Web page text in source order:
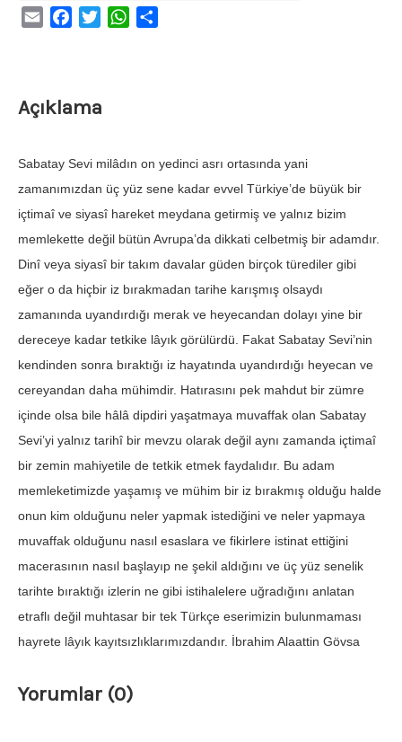
Email FacebookTwitterWhatsApp
Açıklama
Sabatay Sevi milâdın on yedinci asrı ortasında yani
zamanımızdan üç yüz sene kadar evvel Türkiye’de büyük bir
içtimaî ve siyasî hareket meydana getirmiş ve yalnız bizim
memlekette değil bütün Avrupa’da dikkati celbetmiş bir adamdır.
Dinî veya siyasî bir takım davalar güden birçok türediler gibi
eğer o da hiçbir iz bırakmadan tarihe karışmış olsaydı
zamanında uyandırdığı merak ve heyecandan dolayı yine bir
dereceye kadar tetkike lâyık görülürdü. Fakat Sabatay Sevi’nin
kendinden sonra bıraktığı iz hayatında uyandırdığı heyecan ve
cereyandan daha mühimdir. Hatırasını pek mahdut bir zümre
içinde olsa bile hâlâ dipdiri yaşatmaya muvaffak olan Sabatay
Sevi’yi yalnız tarihî bir mevzu olarak değil aynı zamanda içtimaî
bir zemin mahiyetile de tetkik etmek faydalıdır. Bu adam
memleketimizde yaşamış ve mühim bir iz bırakmış olduğu halde
onun kim olduğunu neler yapmak istediğini ve neler yapmaya
muvaffak olduğunu nasıl esaslara ve fikirlere istinat ettiğini
macerasının nasıl başlayıp ne şekil aldığını ve üç yüz senelik
tarihte bıraktığı izlerin ne gibi istihalelere uğradığını anlatan
etraflı değil muhtasar bir tek Türkçe eserimizin bulunmaması
hayrete lâyık kayıtsızlıklarımızdandır. İbrahim Alaattin Gövsa
Yorumlar (0)